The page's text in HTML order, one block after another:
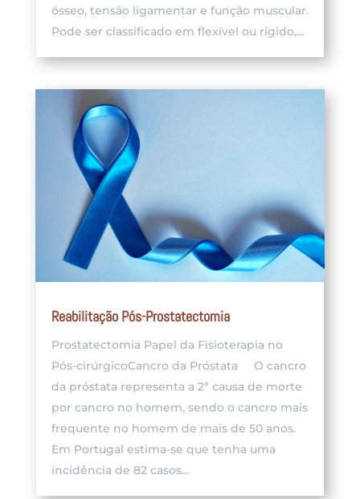
ósseo, tensão ligamentar e função muscular.
Pode ser classificado em flexível ou rígido,...
Reabilitação Pós-Prostatectomia
Prostatectomia Papel da Fisioterapia no
Pós-cirúrgicoCancro da Próstata O cancro
da próstata representa a 2ª causa de morte
por cancro no homem, sendo o cancro mais
frequente no homem de mais de 50 anos.
Em Portugal estima-se que tenha uma
incidência de 82 casos...